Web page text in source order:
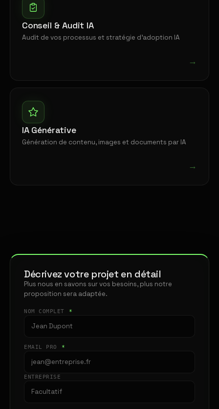
Conseil & Audit IA
Audit de vos processus et stratégie d'adoption IA
→
IA Générative
Génération de contenu, images et documents par IA
→
Décrivez votre projet en détail
Plus nous en savons sur vos besoins, plus notre
proposition sera adaptée.
NOM COMPLET *
EMAIL PRO *
ENTREPRISE